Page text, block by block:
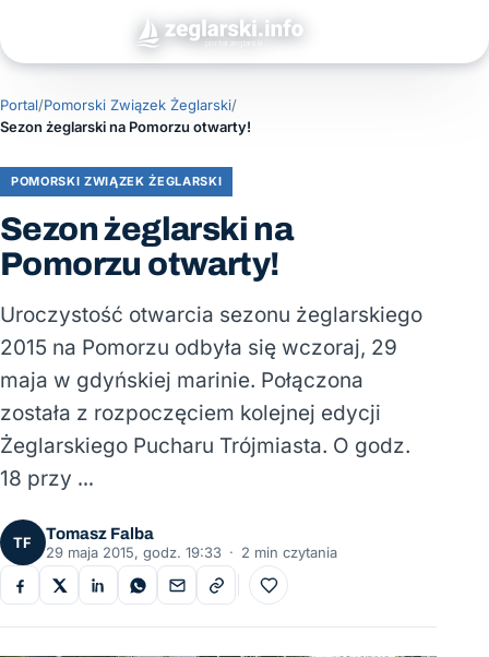
Portal/Pomorski Związek Żeglarski/
Sezon żeglarski na Pomorzu otwarty!
POMORSKI ZWIĄZEK ŻEGLARSKI
Sezon żeglarski na
Pomorzu otwarty!
Uroczystość otwarcia sezonu żeglarskiego
2015 na Pomorzu odbyła się wczoraj, 29
maja w gdyńskiej marinie. Połączona
została z rozpoczęciem kolejnej edycji
Żeglarskiego Pucharu Trójmiasta. O godz.
18 przy …
TF
Tomasz Falba
29 maja 2015, godz. 19:33 · 2 min czytania
Do ulubionych